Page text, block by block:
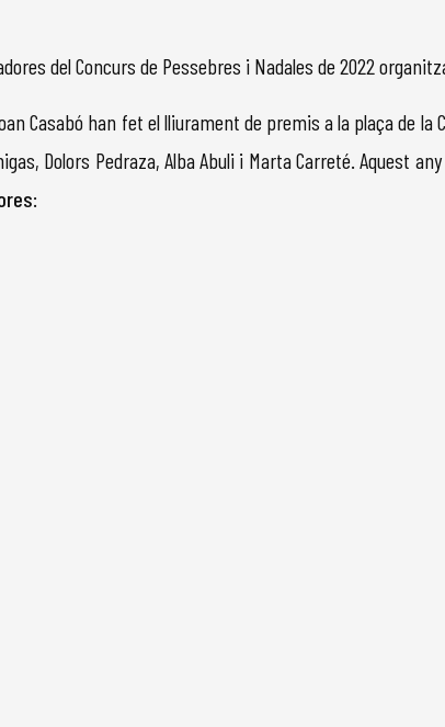
del Concurs de Pessebres i Nadales de 2022
Casabó han fet el lliurament de premis a la plaça de
Dolors Pedraza, Alba Abuli i Marta Carreté. Aquest
: